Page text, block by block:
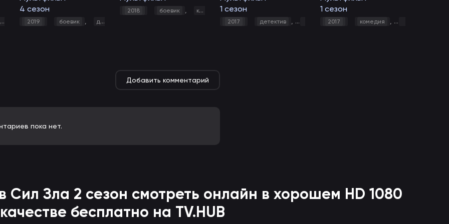
приключения семейный фантастика
комедия , мультфильм , фантастика фэнтези
4 сезон
2019 боевик драма приключения , семейный фантастика фэнтези
2018 боевик комедия , мультфильм , семейный
1 сезон
2017 детектив , мультфильм , приключения
1 сезон
2017 комедия
Добавить комментарий
пока нет.
Сил Зла 2 сезон смотреть онлайн в хорошем HD 1080
качестве бесплатно на TV.HUB